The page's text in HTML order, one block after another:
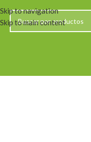
Skip to navigation
Skip to main content